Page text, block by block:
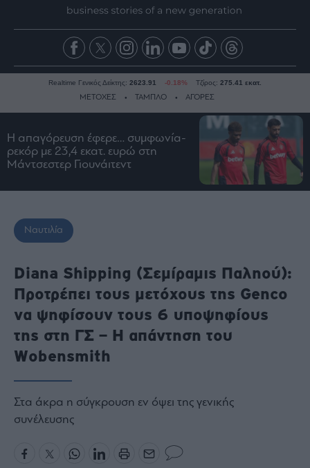
Ειδήσεις
Οικονομία
Business
Ναυτιλία
Πολιτική
Πολιτισμός
Κοινωνία
Law
Bloomberg
Financial
Times
Realtime Γενικός Δείκτης: 2623.91 -0.18% Τζίρος: 275.41 εκατ.
ΜΕΤΟΧΕΣ ΤΑΜΠΛΟ ΑΓΟΡΕΣ
Η απαγόρευση έφερε… συμφωνία-
ρεκόρ με 23,4 εκατ. ευρώ στη
Μάντσεστερ Γιουνάιτεντ
Ναυτιλία
Diana Shipping (Σεμίραμις Παληού):
Προτρέπει τους μετόχους της Genco
να ψηφίσουν τους 6 υποψηφίους
της στη ΓΣ – Η απάντηση του
Wobensmith
Στα άκρα η σύγκρουση εν όψει της γενικής
συνέλευσης